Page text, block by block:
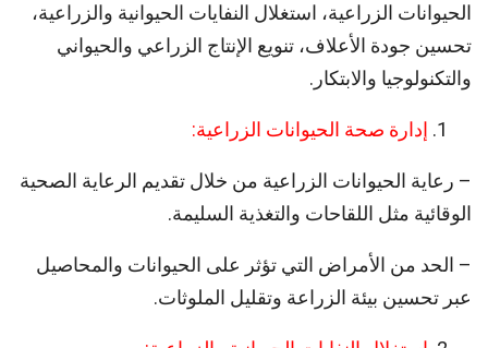
الحيوانات الزراعية، استغلال النفايات الحيوانية والزراعية،
تحسين جودة الأعلاف، تنويع الإنتاج الزراعي والحيواني
والتكنولوجيا والابتكار.
إدارة صحة الحيوانات الزراعية:
– رعاية الحيوانات الزراعية من خلال تقديم الرعاية الصحية
الوقائية مثل اللقاحات والتغذية السليمة.
– الحد من الأمراض التي تؤثر على الحيوانات والمحاصيل
عبر تحسين بيئة الزراعة وتقليل الملوثات.